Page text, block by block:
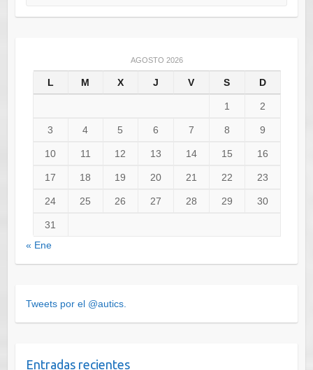
AGOSTO 2026
L M X J V S D
1 2
3 4 5 6 7 8 9
10 11 12 13 14 15 16
17 18 19 20 21 22 23
24 25 26 27 28 29 30
31
« Ene
Tweets por el @autics.
Entradas recientes